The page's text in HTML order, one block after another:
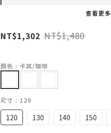
查看更多
NT$1,302 NT$1,480
顏色 : 卡其/咖啡
尺寸 : 120
120 130 140 150